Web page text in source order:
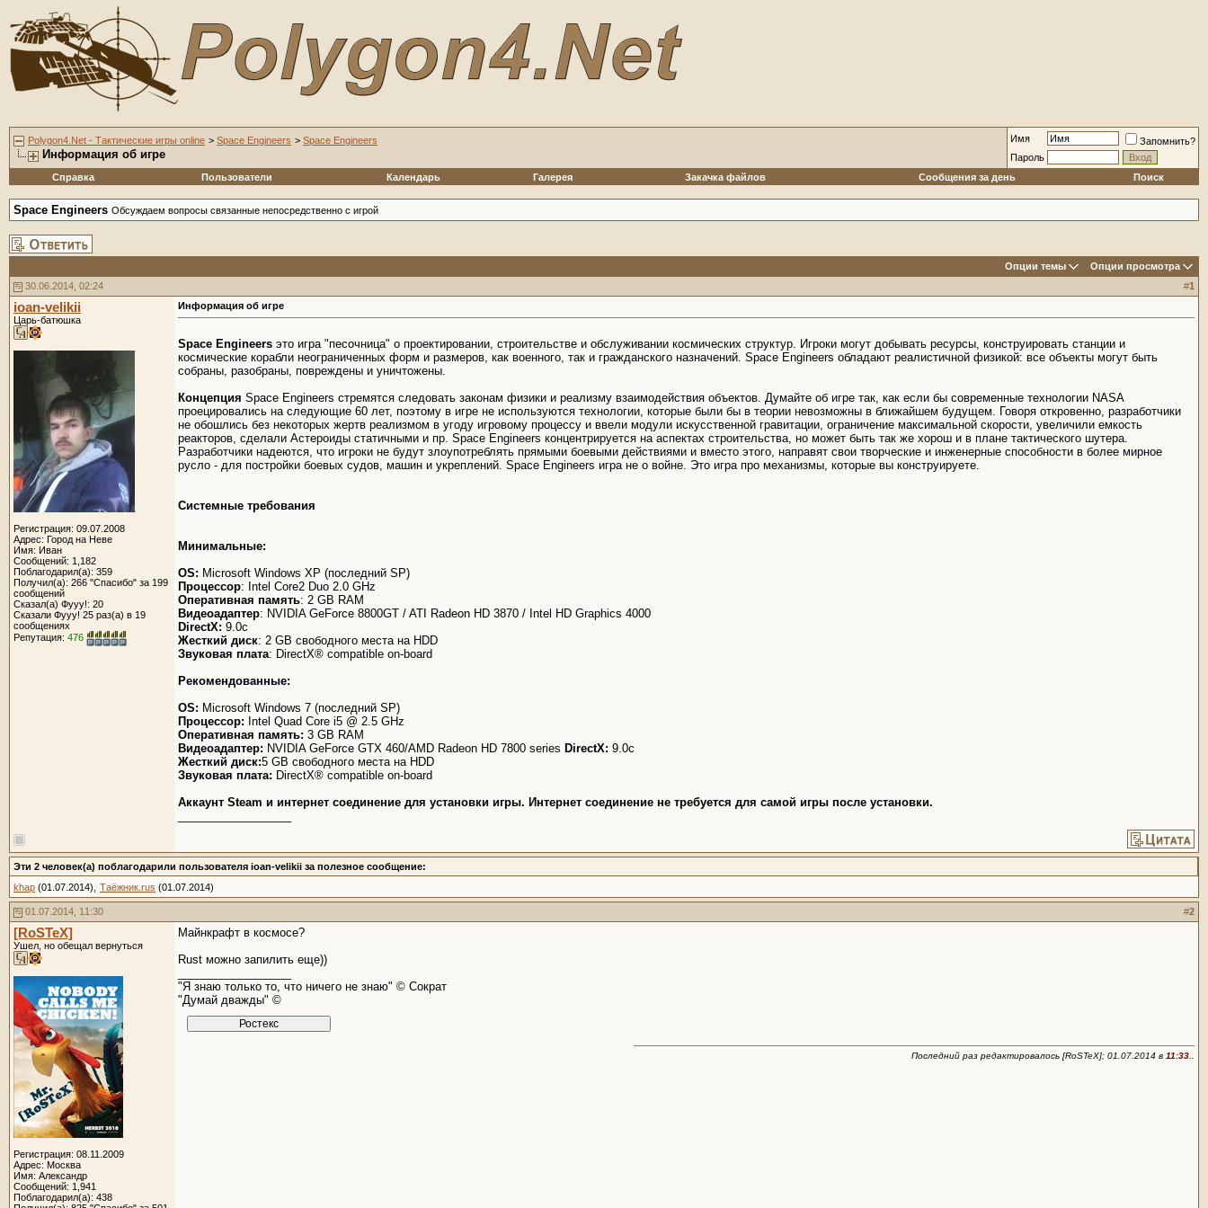
Polygon4.Net - Тактические игры online > Space Engineers > Space Engineers
Информация об игре
Имя
Запомнить?
Пароль
Справка
Пользователи Календарь Галерея Закачка файлов Сообщения за день Поиск
Space Engineers Обсуждаем вопросы связанные непосредственно с игрой
Опции темы
Опции просмотра
30.06.2014, 02:24
#1
ioan-velikii
Царь-батюшка
Регистрация: 09.07.2008
Адрес: Город на Неве
Имя: Иван
Сообщений: 1,182
Поблагодарил(а): 359
Получил(а): 266 "Спасибо" за 199
сообщений
Сказал(а) Фууу!: 20
Сказали Фууу! 25 раз(а) в 19
сообщениях
Репутация: 476
Информация об игре
Space Engineers это игра "песочница" о проектировании, строительстве и обслуживании космических структур. Игроки могут добывать ресурсы, конструировать станции и
космические корабли неограниченных форм и размеров, как военного, так и гражданского назначений. Space Engineers обладают реалистичной физикой: все объекты могут быть
собраны, разобраны, повреждены и уничтожены.
Концепция Space Engineers стремятся следовать законам физики и реализму взаимодействия объектов. Думайте об игре так, как если бы современные технологии NASA
проецировались на следующие 60 лет, поэтому в игре не используются технологии, которые были бы в теории невозможны в ближайшем будущем. Говоря откровенно, разработчики
не обошлись без некоторых жертв реализмом в угоду игровому процессу и ввели модули искусственной гравитации, ограничение максимальной скорости, увеличили емкость
реакторов, сделали Астероиды статичными и пр. Space Engineers концентрируется на аспектах строительства, но может быть так же хорош и в плане тактического шутера.
Разработчики надеются, что игроки не будут злоупотреблять прямыми боевыми действиями и вместо этого, направят свои творческие и инженерные способности в более мирное
русло - для постройки боевых судов, машин и укреплений. Space Engineers игра не о войне. Это игра про механизмы, которые вы конструируете.
Системные требования
Минимальные:
OS: Microsoft Windows XP (последний SP)
Процессор: Intel Core2 Duo 2.0 GHz
Оперативная память: 2 GB RAM
Видеоадаптер: NVIDIA GeForce 8800GT / ATI Radeon HD 3870 / Intel HD Graphics 4000
DirectX: 9.0c
Жесткий диск: 2 GB свободного места на HDD
Звуковая плата: DirectX® compatible on-board
Рекомендованные:
OS: Microsoft Windows 7 (последний SP)
Процессор: Intel Quad Core i5 @ 2.5 GHz
Оперативная память: 3 GB RAM
Видеоадаптер: NVIDIA GeForce GTX 460/AMD Radeon HD 7800 series DirectX: 9.0c
Жесткий диск:5 GB свободного места на HDD
Звуковая плата: DirectX® compatible on-board
Аккаунт Steam и интернет соединение для установки игры. Интернет соединение не требуется для самой игры после установки.
Эти 2 человек(а) поблагодарили пользователя ioan-velikii за полезное сообщение:
khap (01.07.2014), Таёжник.rus (01.07.2014)
01.07.2014, 11:30 #2
[RoSTeX]
Ушел, но обещал вернуться
Регистрация: 08.11.2009
Адрес: Москва
Имя: Александр
Сообщений: 1,941
Поблагодарил(а): 438
Майнкрафт в космосе?
Rust можно запилить еще))
"Я знаю только то, что ничего не знаю" © Сократ
"Думай дважды" ©
Последний раз редактировалось [RoSTeX]; 01.07.2014 в 11:33